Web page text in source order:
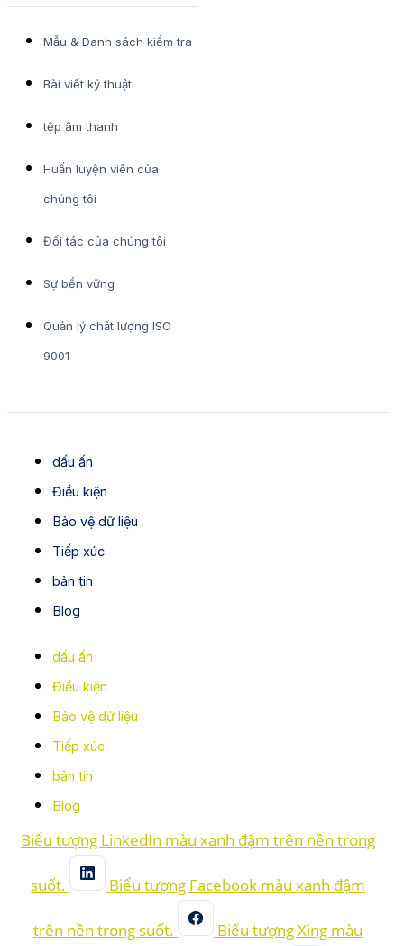
Mẫu & Danh sách kiểm tra
Bài viết kỹ thuật
tệp âm thanh
Huấn luyện viên của
chúng tôi
Đối tác của chúng tôi
Sự bền vững
Quản lý chất lượng ISO
9001
dấu ấn
Điều kiện
Bảo vệ dữ liệu
Tiếp xúc
bản tin
Blog
dấu ấn
Điều kiện
Bảo vệ dữ liệu
Tiếp xúc
bản tin
Blog
Biểu tượng LinkedIn màu xanh đậm trên nền trong
suốt. Biểu tượng Facebook màu xanh đậm
trên nền trong suốt. Biểu tượng Xing màu